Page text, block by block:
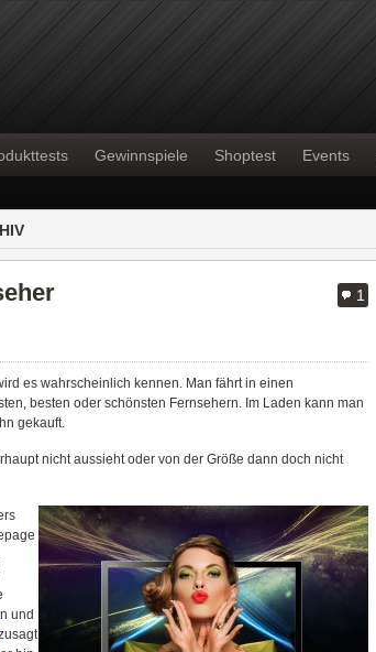
Gewinnspiele Shoptest Events
1
es wahrscheinlich kennen. Man fährt in einen
besten oder schönsten Fernsehern. Im Laden kann man
gekauft.
nicht aussieht oder von der Größe dann doch nicht
und